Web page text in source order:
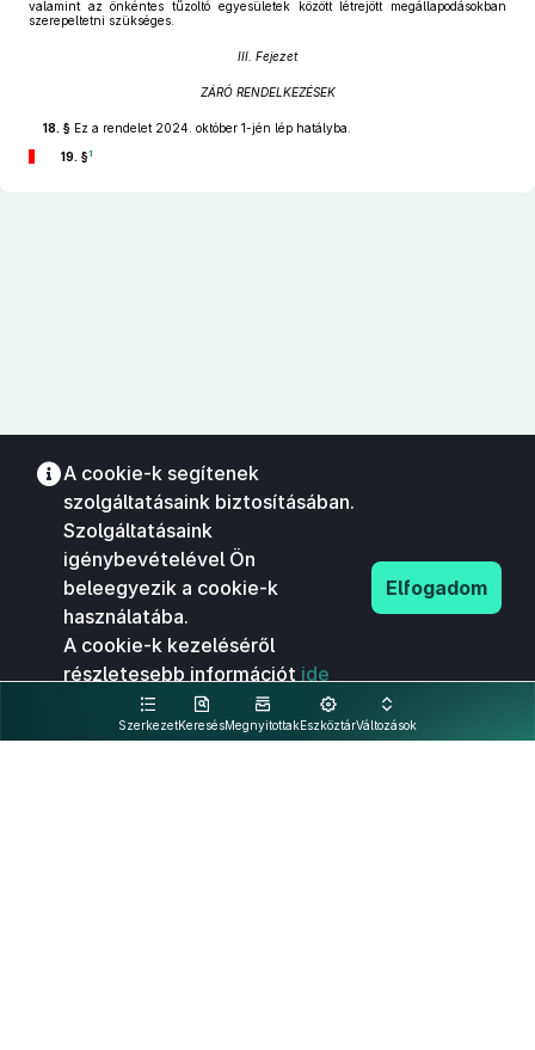
valamint az önkéntes tűzoltó egyesületek között létrejött megállapodásokban
szerepeltetni szükséges.
III. Fejezet
ZÁRÓ RENDELKEZÉSEK
18. § Ez a rendelet 2024. október 1-jén lép hatályba.
19. §1
SzerkezetKeresésMegnyitottakEszköztárVáltozások
A cookie-k segítenek
szolgáltatásaink biztosításában.
Szolgáltatásaink
igénybevételével Ön
beleegyezik a cookie-k
használatába.
A cookie-k kezeléséről
részletesebb információt ide
kattintva olvashat.
Elfogadom